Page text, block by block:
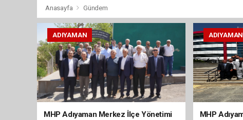
Anasayfa Gündem
ADIYAMAN
MHP Adıyaman Merkez İlçe Yönetimi
ADIYAMAN
MHP